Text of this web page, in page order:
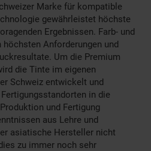
Marke für kompatible
gewährleistet höchste
Ergebnissen. Farb- und
Anforderungen und
Um die Premium
die Tinte im eigenen
Schweiz entwickelt und
in die
und Fertigung
aus Lehre und
asiatische Hersteller nicht
zu immer noch sehr